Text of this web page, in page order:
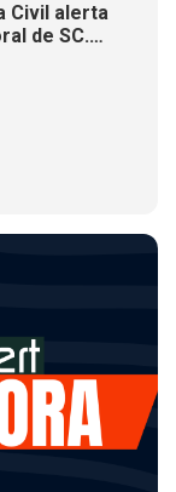
Civil alerta
de SC.